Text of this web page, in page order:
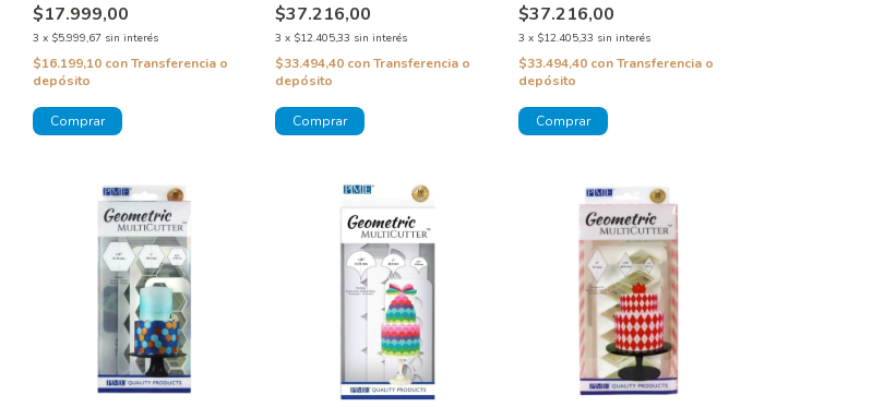
$17.999,00
3 x $5.999,67 sin interés
$16.199,10 con Transferencia o
depósito
$37.216,00
3 x $12.405,33 sin interés
$33.494,40 conTransferencia o
depósito
$37.216,00
3 x $12.405,33 sin interés
$33.494,40 con Transferencia o
depósito